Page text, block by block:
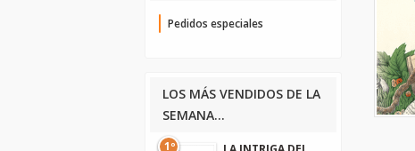
Pedidos especiales
LOS MÁS VENDIDOS DE LA
SEMANA...
1º